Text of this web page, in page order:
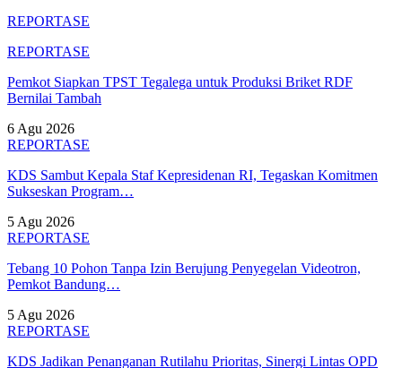
REPORTASE
REPORTASE
Pemkot Siapkan TPST Tegalega untuk Produksi Briket RDF
Bernilai Tambah
6 Agu 2026
REPORTASE
KDS Sambut Kepala Staf Kepresidenan RI, Tegaskan Komitmen
Sukseskan Program…
5 Agu 2026
REPORTASE
Tebang 10 Pohon Tanpa Izin Berujung Penyegelan Videotron,
Pemkot Bandung…
5 Agu 2026
REPORTASE
KDS Jadikan Penanganan Rutilahu Prioritas, Sinergi Lintas OPD